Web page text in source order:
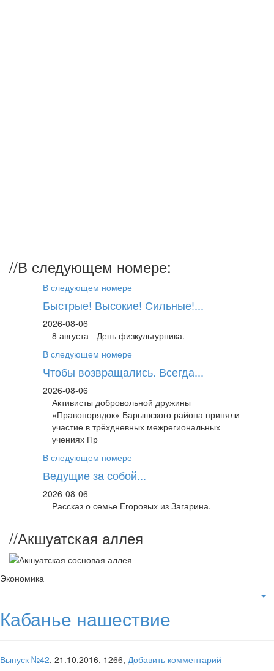
//В следующем номере:
В следующем номере
Быстрые! Высокие! Сильные!...
2026-08-06
8 августа - День физкультурника.
В следующем номере
Чтобы возвращались. Всегда...
2026-08-06
Активисты добровольной дружины
«Правопорядок» Барышского района приняли
участие в трёхдневных межрегиональных
учениях Пр
В следующем номере
Ведущие за собой...
2026-08-06
Рассказ о семье Егоровых из Загарина.
//Акшуатская аллея
Экономика
Кабанье нашествие
Выпуск №42, 21.10.2016, 1266, Добавить комментарий